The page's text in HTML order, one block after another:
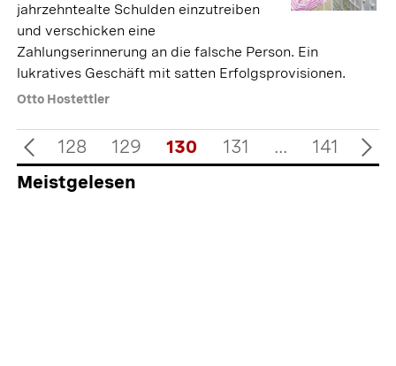
jahrzehntealte Schulden einzutreiben
und verschicken eine
Zahlungserinnerung an die falsche Person. Ein
lukratives Geschäft mit satten Erfolgsprovisionen.
Otto Hostettler
128 129 130 131 ...
141
Meistgelesen